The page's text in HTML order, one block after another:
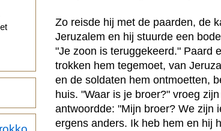
Zo reisde hij met de paarden, de
Jeruzalem en hij stuurde een
"Je zoon is teruggekeerd." Paard
trokken hem tegemoet, van
en de soldaten hem ontmoetten,
huis. "Waar is je broer?" vroeg
antwoordde: "Mijn broer? We zijn
ergens anders. Ik heb hem en hij